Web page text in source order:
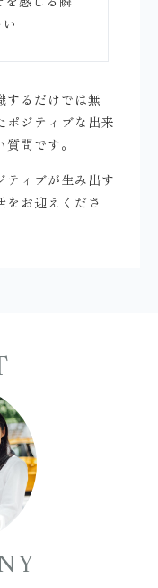
するだけでは無
ポジティブな出来
問です。
ティブが生み出す
をお迎えくださ